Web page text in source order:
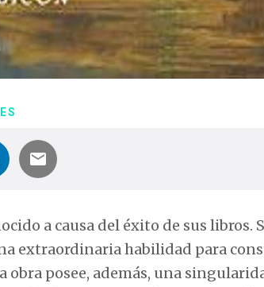
a causa del éxito de sus libros.
extraordinaria habilidad para
obra posee, además, una